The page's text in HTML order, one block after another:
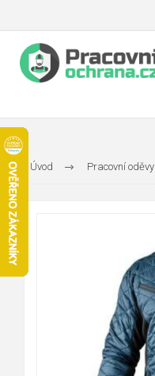
Úvod Pracovní oděvy